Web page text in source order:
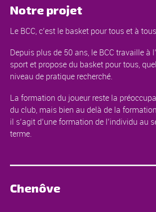
Notre projet
Le BCC, c’est le basket pour tous et à
Depuis plus de 50 ans, le BCC travaille à
sport et propose du basket pour tous,
niveau de pratique recherché.
La formation du joueur reste la
du club, mais bien au delà de la
il s’agit d’une formation de l’individu au
terme.
Chenôve